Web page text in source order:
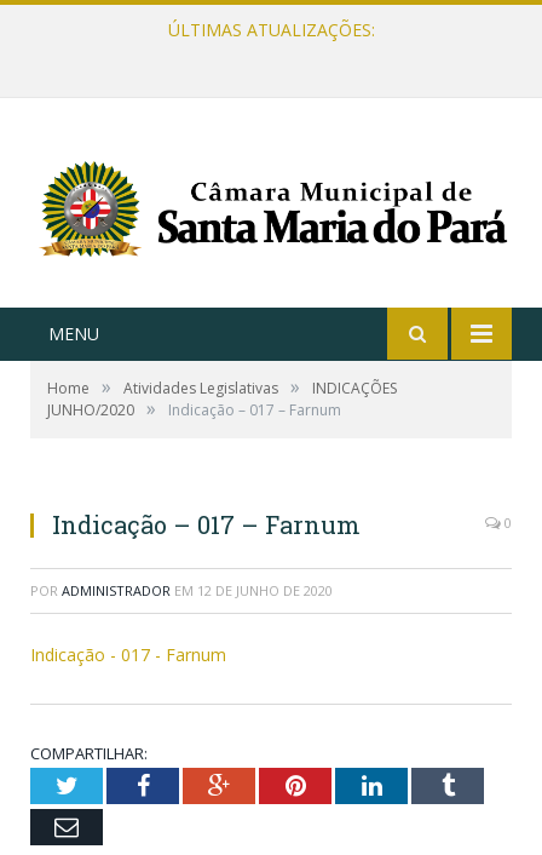
ÚLTIMAS ATUALIZAÇÕES:
MENU
Home » Atividades Legislativas »
INDICAÇÕES
JUNHO/2020 » Indicação – 017 – Farnum
Indicação – 017 – Farnum 0
POR ADMINISTRADOR EM 12 DE JUNHO DE 2020
Indicação - 017 - Farnum
COMPARTILHAR:
TwitterFacebookGoogle+PinterestLinkedInTumblr
Email